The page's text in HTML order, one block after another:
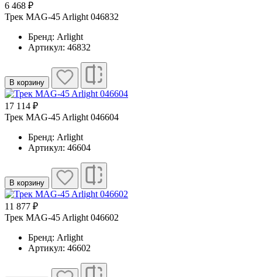
6 468 ₽
Трек MAG-45 Arlight 046832
Бренд: Arlight
Артикул: 46832
В корзину
17 114 ₽
Трек MAG-45 Arlight 046604
Бренд: Arlight
Артикул: 46604
В корзину
11 877 ₽
Трек MAG-45 Arlight 046602
Бренд: Arlight
Артикул: 46602